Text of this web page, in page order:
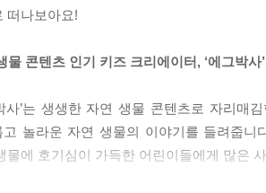
떠나보아요!
물 콘텐츠 인기 키즈 크리에이터, ‘에그박사’
사’는 생생한 자연 생물 콘텐츠로 자리
고 놀라운 자연 생물의 이야기를 들려줍
물에 호기심이 가득한 어린이들에게 많은